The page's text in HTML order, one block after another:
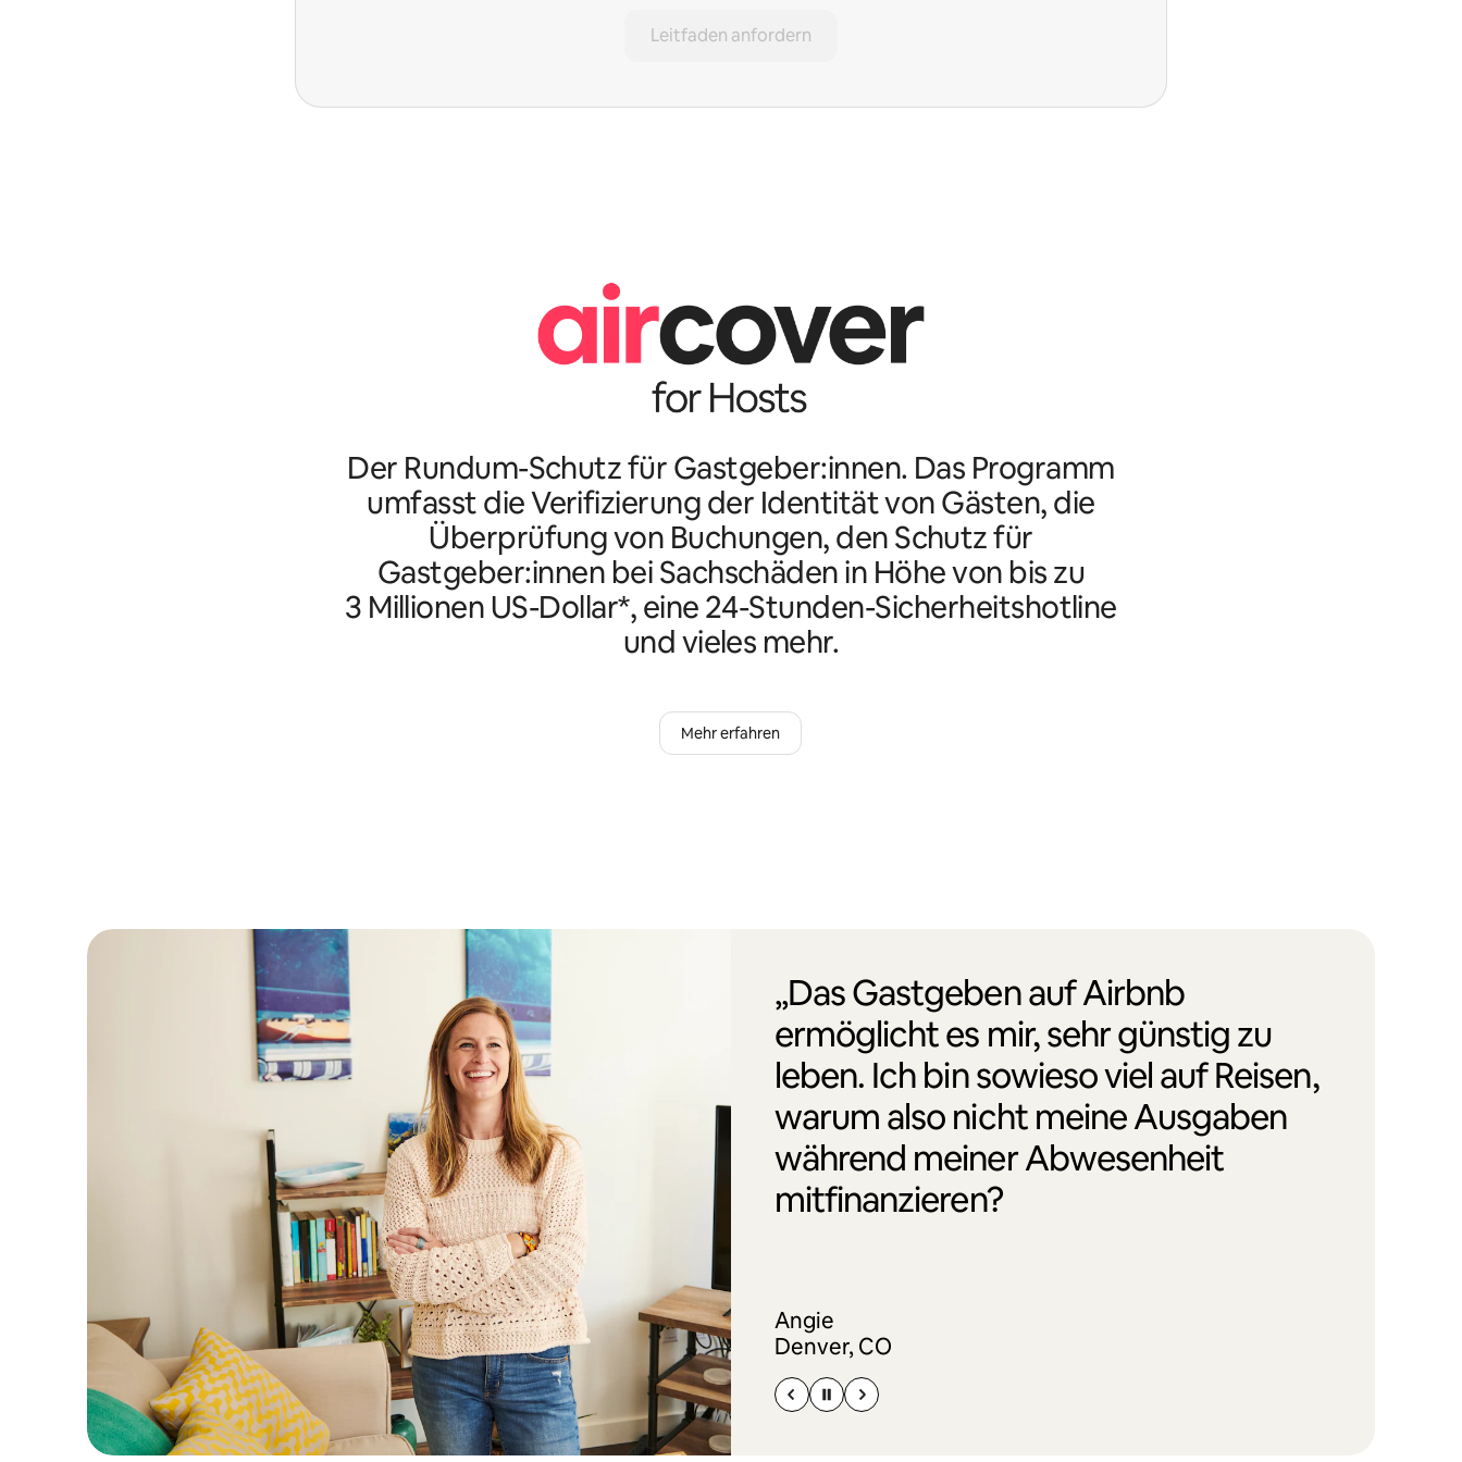
Leitfaden anfordern
Der Rundum-Schutz für Gastgeber:innen. Das Programm
umfasst die Verifizierung der Identität von Gästen, die
Überprüfung von Buchungen, den Schutz für
Gastgeber:innen bei Sachschäden in Höhe von bis zu
3 Millionen US-Dollar*, eine 24-Stunden-Sicherheitshotline
und vieles mehr.
Mehr erfahren
„Das Gastgeben auf Airbnb
ermöglicht es mir, sehr günstig zu
leben. Ich bin sowieso viel auf Reisen,
warum also nicht meine Ausgaben
während meiner Abwesenheit
mitfinanzieren?
Angie
Denver, CO